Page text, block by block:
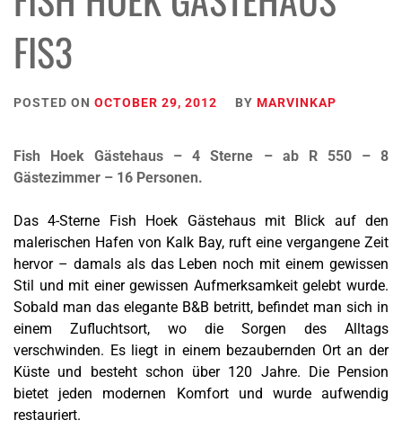
FIS3
POSTED ON OCTOBER 29, 2012 BY MARVINKAP
Fish Hoek Gästehaus – 4 Sterne – ab R 550 – 8
Gästezimmer – 16 Personen.
Das 4-Sterne Fish Hoek Gästehaus mit Blick auf den
malerischen Hafen von Kalk Bay, ruft eine vergangene Zeit
hervor – damals als das Leben noch mit einem gewissen
Stil und mit einer gewissen Aufmerksamkeit gelebt wurde.
Sobald man das elegante B&B betritt, befindet man sich in
einem Zufluchtsort, wo die Sorgen des Alltags
verschwinden. Es liegt in einem bezaubernden Ort an der
Küste und besteht schon über 120 Jahre. Die Pension
bietet jeden modernen Komfort und wurde aufwendig
restauriert.